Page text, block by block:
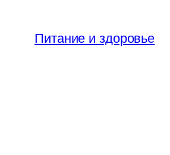
содержимому
Питание и здоровье